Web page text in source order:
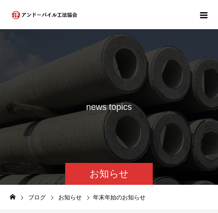
お知らせ
news topics
ブログ お知らせ 年末年始のお知らせ